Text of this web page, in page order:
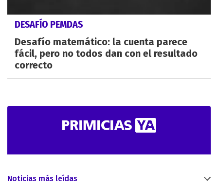
DESAFÍO PEMDAS
Desafío matemático: la cuenta parece
fácil, pero no todos dan con el resultado
correcto
Noticias más leídas